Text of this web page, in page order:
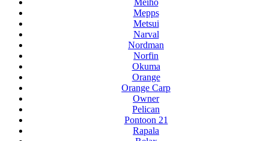
Meiho
Mepps
Metsui
Narval
Nordman
Norfin
Okuma
Orange
Orange Carp
Owner
Pelican
Pontoon 21
Rapala